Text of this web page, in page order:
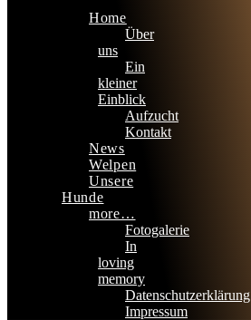
Home
Über
uns
Ein
kleiner
Einblick
Aufzucht
Kontakt
News
Welpen
Unsere
Hunde
more…
Fotogalerie
In
loving
memory
Datenschutzerklärung
Impressum